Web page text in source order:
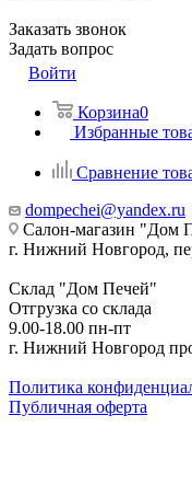
Заказать звонок
Задать вопрос
Войти
Корзина0
Избранные
Сравнение
dompechei@yandex.ru
Салон-магазин "Дом
г. Нижний Новгород,
Склад "Дом Печей"
Отгрузка со склада
9.00-18.00 пн-пт
г. Нижний Новгород
Политика
Публичная оферта